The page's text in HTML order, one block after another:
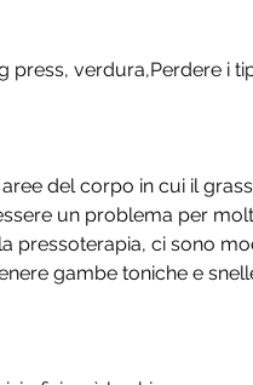
press, verdura,Perdere i
del corpo in cui il
un problema per
pressoterapia, ci sono
gambe toniche e